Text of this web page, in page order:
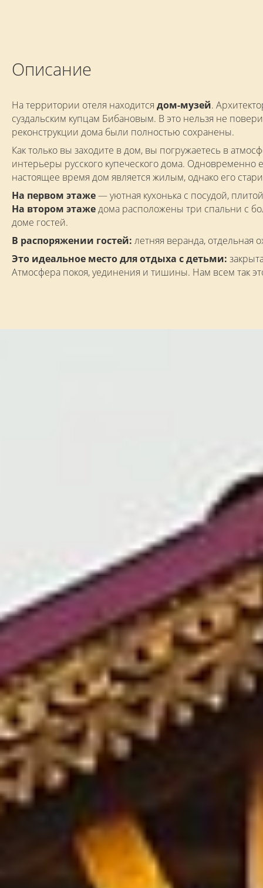
Описание
На территории отеля находится дом-музей.
суздальским купцам Бибановым. В это нельзя не
реконструкции дома были полностью сохранены.
Как только вы заходите в дом, вы погружаетесь в
интерьеры русского купеческого дома.
настоящее время дом является жилым, однако его
На первом этаже— уютная кухонька с посудой,
На втором этажедома расположены три спальни с
доме гостей.
В распоряжении гостей: летняя веранда, отдельная
Это идеальное место для отдыха с детьми:
Атмосфера покоя, уединения и тишины. Нам всем так